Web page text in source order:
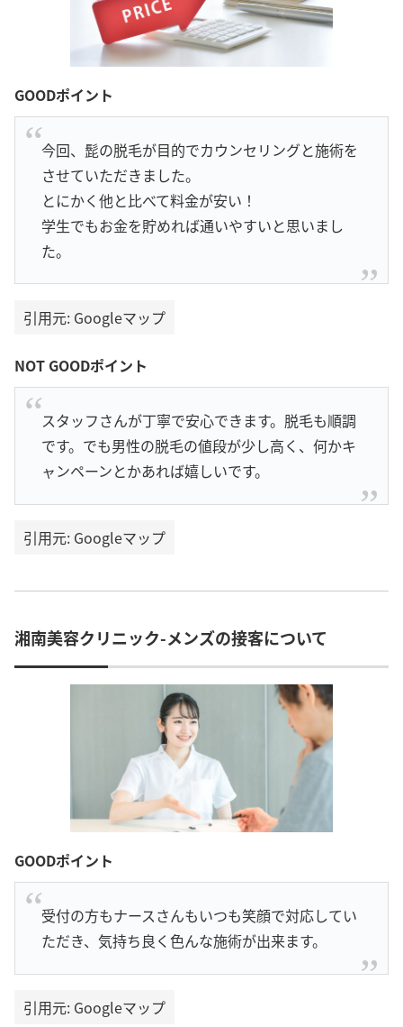
GOODポイント
今回、髭の脱毛が目的でカウンセリングと施術を
させていただきました。
とにかく他と比べて料金が安い！
学生でもお金を貯めれば通いやすいと思いまし
た。
引用元: Googleマップ
NOT GOODポイント
スタッフさんが丁寧で安心できます。脱毛も順調
です。でも男性の脱毛の値段が少し高く、何かキ
ャンペーンとかあれば嬉しいです。
引用元: Googleマップ
湘南美容クリニック-メンズの接客について
GOODポイント
受付の方もナースさんもいつも笑顔で対応してい
ただき、気持ち良く色んな施術が出来ます。
引用元: Googleマップ